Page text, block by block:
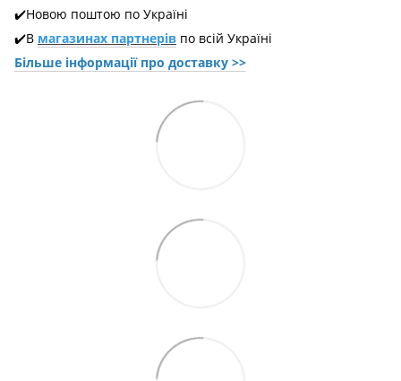
✔️Новою поштою по Україні
✔️В магазинах партнерів по всій Україні
Більше інформації про доставкy >>